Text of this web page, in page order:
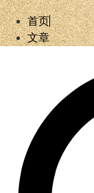
首页
文章